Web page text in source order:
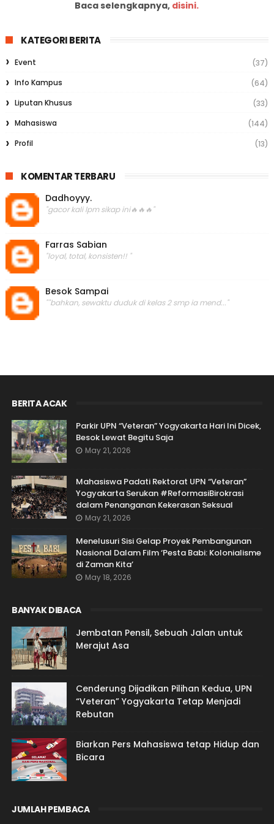
Baca selengkapnya, disini.
KATEGORI BERITA
Event
(37)
Info Kampus
(64)
Liputan Khusus
(33)
Mahasiswa
(144)
Profil
(13)
KOMENTAR TERBARU
Dadhoyyy.
"gacor kali lpm sikap ini🔥🔥🔥"
Farras Sabian
"loyal, total, konsisten!! "
Besok Sampai
""bahkan, sewaktu duduk di kelas 2 smp ia mend..."
BERITA ACAK
Parkir UPN “Veteran” Yogyakarta Hari Ini Dicek,
Besok Lewat Begitu Saja
May 21, 2026
Mahasiswa Padati Rektorat UPN “Veteran”
Yogyakarta Serukan #ReformasiBirokrasi
dalam Penanganan Kekerasan Seksual
May 21, 2026
Menelusuri Sisi Gelap Proyek Pembangunan
Nasional Dalam Film ‘Pesta Babi: Kolonialisme
di Zaman Kita’
May 18, 2026
BANYAK DIBACA
Jembatan Pensil, Sebuah Jalan untuk
Merajut Asa
Cenderung Dijadikan Pilihan Kedua, UPN
“Veteran” Yogyakarta Tetap Menjadi
Rebutan
Biarkan Pers Mahasiswa tetap Hidup dan
Bicara
JUMLAH PEMBACA